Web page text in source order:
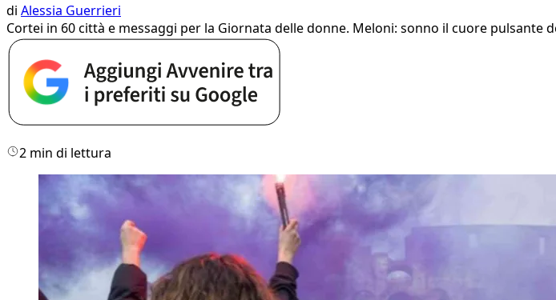
di Alessia Guerrieri
Cortei in 60 città e messaggi per la Giornata delle donne. Meloni: sonno il cuore
2 min di lettura